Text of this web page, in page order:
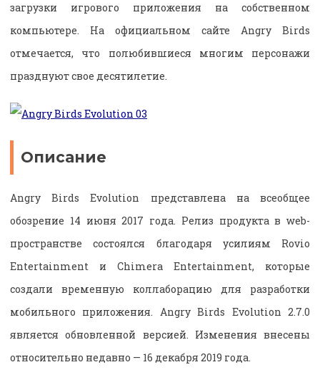
загрузки игрового приложения на собственном
компьютере. На официальном сайте Angry Birds
отмечается, что полюбившиеся многим персонажи
празднуют свое десятилетие.
Описание
Angry Birds Evolution представлена на всеобщее
обозрение 14 июня 2017 года. Релиз продукта в web-
пространстве состоялся благодаря усилиям Rovio
Entertainment и Chimera Entertainment, которые
создали временную коллаборацию для разработки
мобильного приложения. Angry Birds Evolution 2.7.0
является обновленной версией. Изменения внесены
относительно недавно — 16 декабря 2019 года.